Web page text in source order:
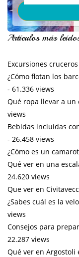
Artículos más
Excursiones cruceros
¿Cómo flotan los
- 61.336 views
Qué ropa llevar a un
views
Bebidas incluidas
- 26.458 views
¿Cómo es un
Qué ver en una
24.620 views
Que ver en
¿Sabes cuál es la
views
Consejos para
22.287 views
Qué ver en Argostoli